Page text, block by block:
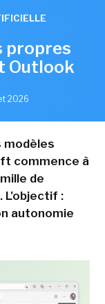
propres
Outlook
2026
modèles
commence à
de
L'objectif :
autonomie